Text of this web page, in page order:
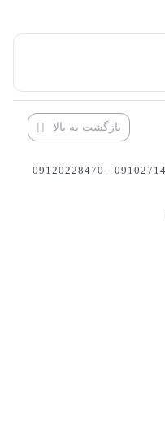
بازگشت به بالا
33793217-021 - 09102714105 - 09120228470